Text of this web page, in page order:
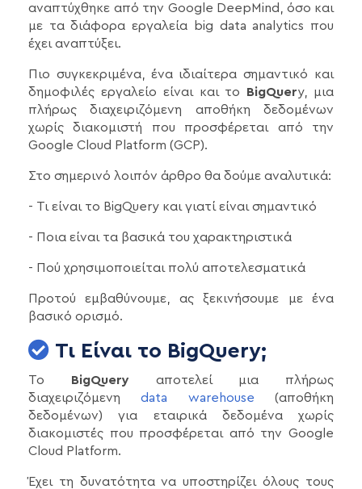
αναπτύχθηκε από την Google DeepMind, όσο και
με τα διάφορα εργαλεία big data analytics που
έχει αναπτύξει.
Πιο συγκεκριμένα, ένα ιδιαίτερα σημαντικό και
δημοφιλές εργαλείο είναι και το BigQuery, μια
πλήρως διαχειριζόμενη αποθήκη δεδομένων
χωρίς διακομιστή που προσφέρεται από την
Google Cloud Platform (GCP).
Στο σημερινό λοιπόν άρθρο θα δούμε αναλυτικά:
- Τι είναι το BigQuery και γιατί είναι σημαντικό
- Ποια είναι τα βασικά του χαρακτηριστικά
- Πού χρησιμοποιείται πολύ αποτελεσματικά
Προτού εμβαθύνουμε, ας ξεκινήσουμε με ένα
βασικό ορισμό.
Τι Είναι το BigQuery;
Το BigQuery αποτελεί μια πλήρως
διαχειριζόμενηdata warehouse (αποθήκη
δεδομένων) για εταιρικά δεδομένα χωρίς
διακομιστές που προσφέρεται από την Google
Cloud Platform.
Έχει τη δυνατότητα να υποστηρίζει όλους τους